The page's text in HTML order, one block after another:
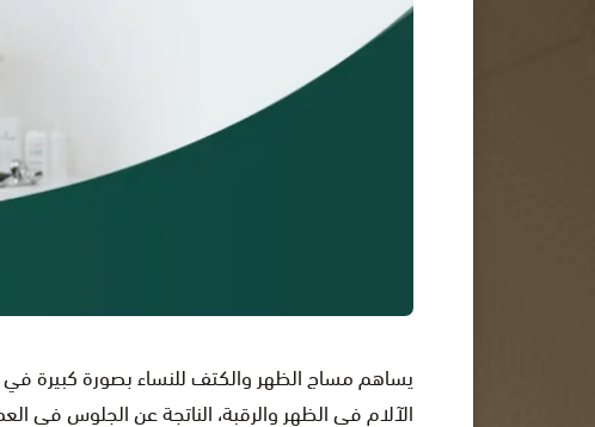
يساهم مساج الظهر والكتف للنساء بصورة كبيرة
الآلام في الظهر والرقبة، الناتجة عن الجلوس